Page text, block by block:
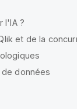
l'IA ?
et de la
données